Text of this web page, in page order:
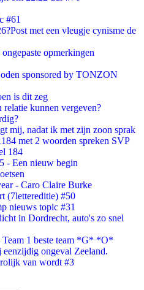
#61
met een vleugje cynisme de
opmerkingen
sponsored by TONZON
is dit zeg
relatie kunnen vergeven?
mij, nadat ik met zijn zoon sprak
met 2 woorden spreken SVP
184
- Een nieuw begin
- Caro Claire Burke
(7lettereditie) #50
nieuws topic #31
in Dordrecht, auto's zo snel
1 beste team *G* *O*
ongeval Zeeland.
van wordt #3